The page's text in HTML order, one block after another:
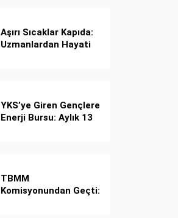
Aşırı Sıcaklar Kapıda:
Uzmanlardan Hayati
YKS’ye Giren Gençlere
Enerji Bursu: Aylık 13
TBMM
Komisyonundan Geçti: